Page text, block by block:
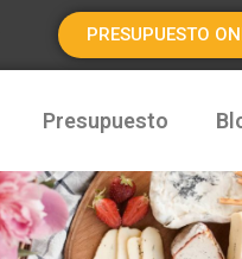
PRESUPUESTO
Presupuesto